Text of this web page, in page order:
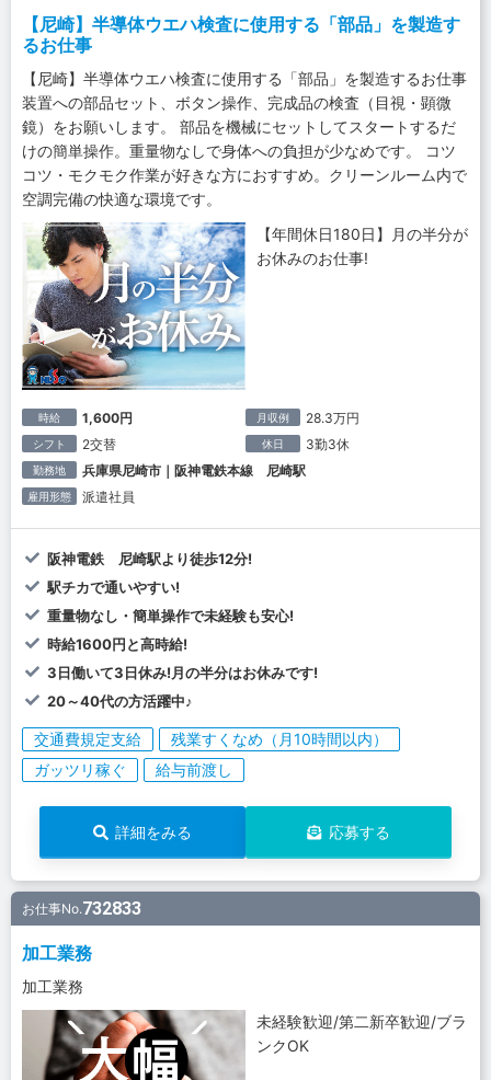
【尼崎】半導体ウエハ検査に使用する「部品」を製造す
るお仕事
【尼崎】半導体ウエハ検査に使用する「部品」を製造するお仕事
装置への部品セット、ボタン操作、完成品の検査（目視・顕微
鏡）をお願いします。 部品を機械にセットしてスタートするだ
けの簡単操作。重量物なしで身体への負担が少なめです。 コツ
コツ・モクモク作業が好きな方におすすめ。クリーンルーム内で
空調完備の快適な環境です。
【年間休日180日】月の半分が
お休みのお仕事!
時給 1,600円 月収例 28.3万円
シフト 2交替 休日 3勤3休
勤務地 兵庫県尼崎市｜阪神電鉄本線 尼崎駅
雇用形態 派遣社員
阪神電鉄 尼崎駅より徒歩12分!
駅チカで通いやすい!
重量物なし・簡単操作で未経験も安心!
時給1600円と高時給!
3日働いて3日休み!月の半分はお休みです!
20～40代の方活躍中♪
交通費規定支給
残業すくなめ（月10時間以内）
ガッツリ稼ぐ
給与前渡し
詳細をみる 応募する
お仕事No.732833
加工業務
加工業務
未経験歓迎/第二新卒歓迎/ブラ
ンクOK